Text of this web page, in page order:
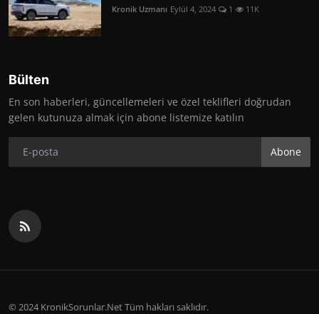
Kronik Uzmanı Eylül 4, 2024 1 11K
Bülten
En son haberleri, güncellemeleri ve özel teklifleri doğrudan
gelen kutunuza almak için abone listemize katılın
Abone
© 2024 KronikSorunlar.Net Tüm hakları saklıdır.